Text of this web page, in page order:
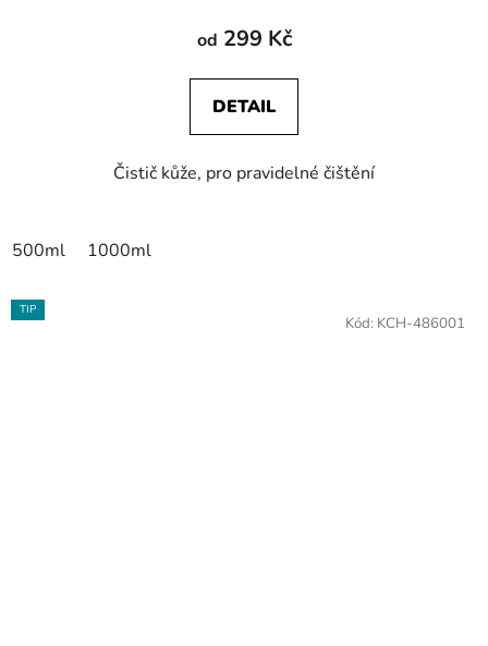
od 299 Kč
DETAIL
Čistič kůže, pro pravidelné čištění
500ml 1000ml
TIP
Kód: KCH-486001